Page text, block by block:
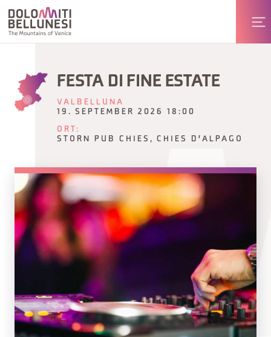
FESTA DI FINE ESTATE
VALBELLUNA
19. SEPTEMBER 2026 18:00
ORT:
STORN PUB CHIES, CHIES D'ALPAGO